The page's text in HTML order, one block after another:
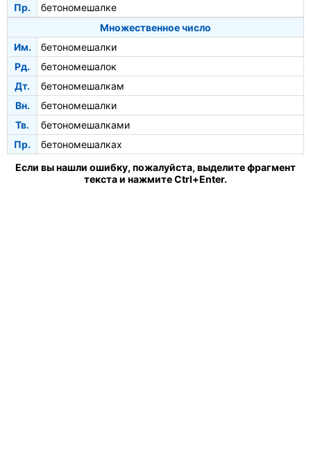
Пр.
бетономешалке
Множественное число
Им.
бетономешалки
Рд.
бетономешалок
Дт.
бетономешалкам
Вн.
бетономешалки
Тв.
бетономешалками
Пр.
бетономешалках
Если вы нашли ошибку, пожалуйста, выделите фрагмент
текста и нажмите Ctrl+Enter.